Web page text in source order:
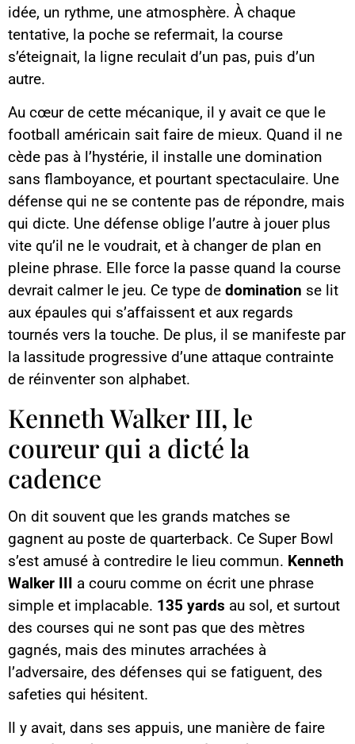
idée, un rythme, une atmosphère. À chaque
tentative, la poche se refermait, la course
s’éteignait, la ligne reculait d’un pas, puis d’un
autre.
Au cœur de cette mécanique, il y avait ce que le
football américain sait faire de mieux. Quand il ne
cède pas à l’hystérie, il installe une domination
sans flamboyance, et pourtant spectaculaire. Une
défense qui ne se contente pas de répondre, mais
qui dicte. Une défense oblige l’autre à jouer plus
vite qu’il ne le voudrait, et à changer de plan en
pleine phrase. Elle force la passe quand la course
devrait calmer le jeu. Ce type de domination se lit
aux épaules qui s’affaissent et aux regards
tournés vers la touche. De plus, il se manifeste par
la lassitude progressive d’une attaque contrainte
de réinventer son alphabet.
Kenneth Walker III, le
coureur qui a dicté la
cadence
On dit souvent que les grands matches se
gagnent au poste de quarterback. Ce Super Bowl
s’est amusé à contredire le lieu commun. Kenneth
Walker III a couru comme on écrit une phrase
simple et implacable. 135 yards au sol, et surtout
des courses qui ne sont pas que des mètres
gagnés, mais des minutes arrachées à
l’adversaire, des défenses qui se fatiguent, des
safeties qui hésitent.
Il y avait, dans ses appuis, une manière de faire